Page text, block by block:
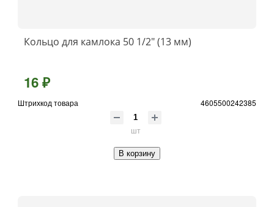
Кольцо для камлока 50 1/2" (13 мм)
16 ₽
Штрихкод товара 4605500242385
шт
В корзину